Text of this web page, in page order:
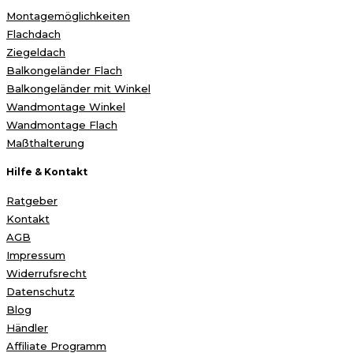
Montagemöglichkeiten
Flachdach
Ziegeldach
Balkongeländer Flach
Balkongeländer mit Winkel
Wandmontage Winkel
Wandmontage Flach
Maßthalterung
Hilfe & Kontakt
Ratgeber
Kontakt
AGB
Impressum
Widerrufsrecht
Datenschutz
Blog
Händler
Affiliate Programm